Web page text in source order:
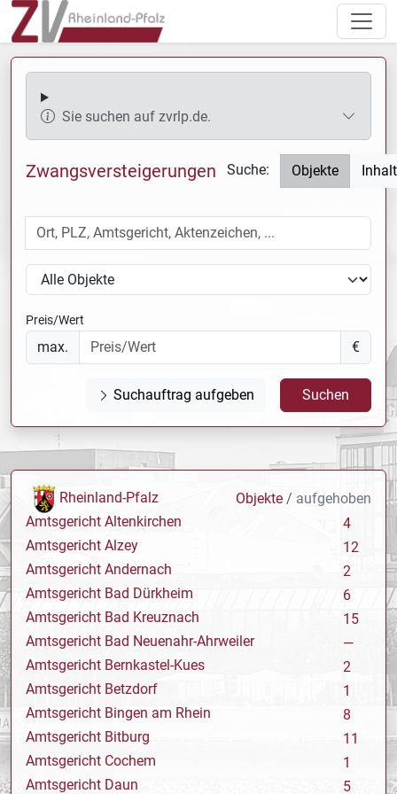
Sie suchen auf zvrlp.de.
Zwangsversteigerungen Suche: Objekte
Ort, PLZ, Amtsgericht, Aktenzeichen, ...
Objekttyp
Preis/Wert
max. €
Suchen
Suchauftrag aufgeben
Rheinland-Pfalz Objekte / aufgehoben
Amtsgericht Altenkirchen
4
Amtsgericht Alzey
12
Amtsgericht Andernach
2
Amtsgericht Bad Dürkheim
6
Amtsgericht Bad Kreuznach
15
Amtsgericht Bad Neuenahr-Ahrweiler
—
Amtsgericht Bernkastel-Kues
2
Amtsgericht Betzdorf
1
Amtsgericht Bingen am Rhein
8
Amtsgericht Bitburg
11
Amtsgericht Cochem
1
Amtsgericht Daun
5